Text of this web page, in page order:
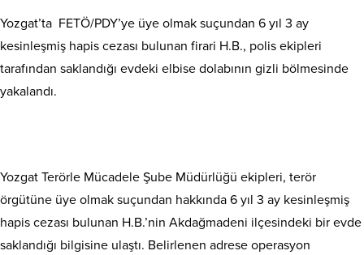
Yozgat’ta FETÖ/PDY’ye üye olmak suçundan 6 yıl 3 ay
kesinleşmiş hapis cezası bulunan firari H.B., polis ekipleri
tarafından saklandığı evdeki elbise dolabının gizli bölmesinde
yakalandı.
Yozgat Terörle Mücadele Şube Müdürlüğü ekipleri, terör
örgütüne üye olmak suçundan hakkında 6 yıl 3 ay kesinleşmiş
hapis cezası bulunan H.B.’nin Akdağmadeni ilçesindeki bir evde
saklandığı bilgisine ulaştı. Belirlenen adrese operasyon